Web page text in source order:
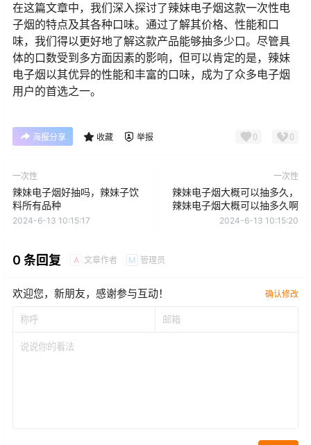
在这篇文章中，我们深入探讨了辣妹电子烟这款一次性电
子烟的特点及其各种口味。通过了解其价格、性能和口
味，我们得以更好地了解这款产品能够抽多少口。尽管具
体的口数受到多方面因素的影响，但可以肯定的是，辣妹
电子烟以其优异的性能和丰富的口味，成为了众多电子烟
用户的首选之一。
海报分享 收藏 举报 0 0
一次性
辣妹电子烟好抽吗，辣妹子饮
料所有品种
2024-6-13 10:15:17
一次性
辣妹电子烟大概可以抽多久，
辣妹电子烟大概可以抽多久啊
2024-6-13 10:15:20
0 条回复 A 文章作者 M 管理员
欢迎您，新朋友，感谢参与互动！ 确认修改